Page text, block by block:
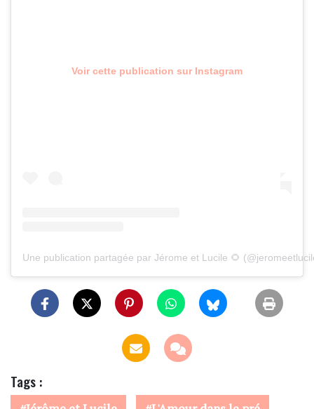
Voir cette publication sur Instagram
Une publication partagée par Jérome et Lucile 🌻
Tags :